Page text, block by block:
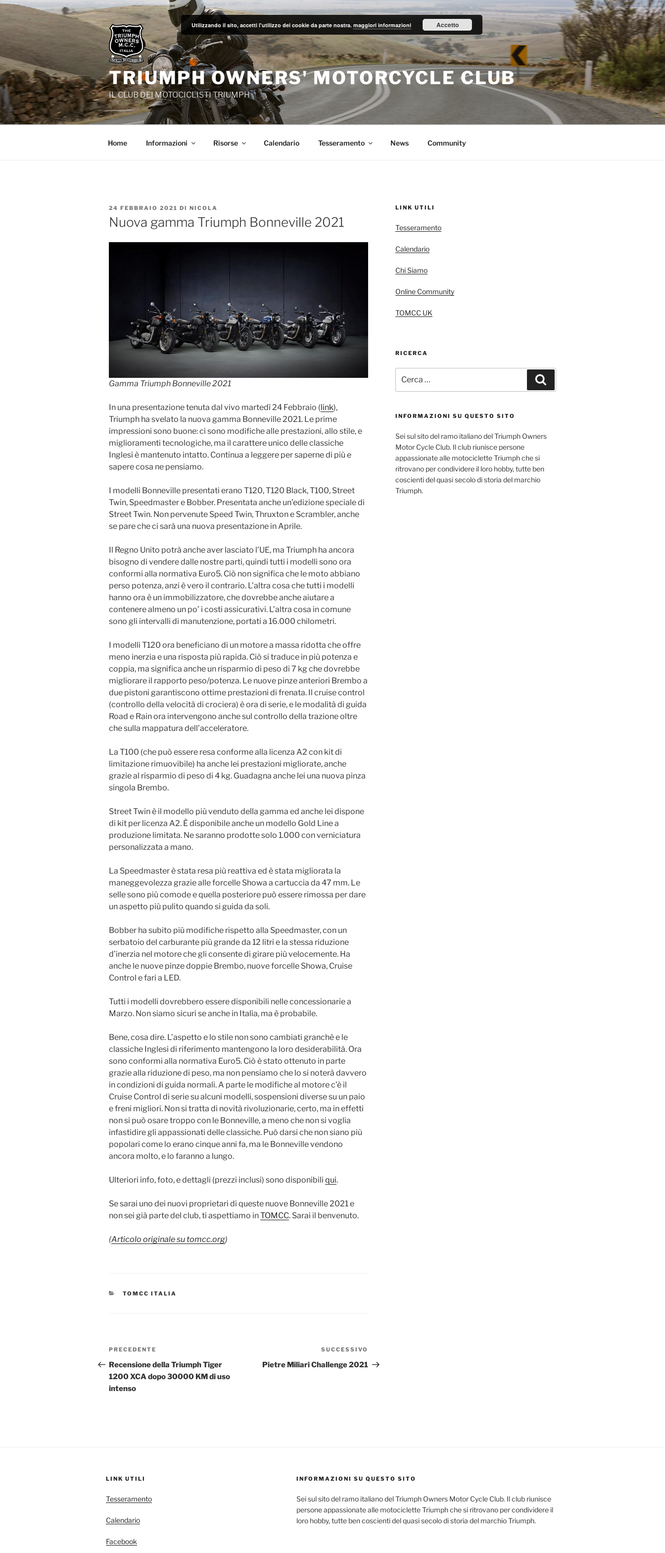
Salta
al
TRIUMPH OWNERS' MOTORCYCLE CLUB
IL CLUB DEI MOTOCICLISTI TRIUMPH
Home Informazioni Risorse Calendario Tesseramento News Community
PUBBLICATO
IL
24 FEBBRAIO 2021 DI NICOLA
Nuova gamma Triumph Bonneville 2021
Gamma Triumph Bonneville 2021
In una presentazione tenuta dal vivo martedì 24 Febbraio (link),
Triumph ha svelato la nuova gamma Bonneville 2021. Le prime
impressioni sono buone: ci sono modifiche alle prestazioni, allo stile, e
miglioramenti tecnologiche, ma il carattere unico delle classiche
Inglesi è mantenuto intatto. Continua a leggere per saperne di più e
sapere cosa ne pensiamo.
I modelli Bonneville presentati erano T120, T120 Black, T100, Street
Twin, Speedmaster e Bobber. Presentata anche un’edizione speciale di
Street Twin. Non pervenute Speed Twin, Thruxton e Scrambler, anche
se pare che ci sarà una nuova presentazione in Aprile.
Il Regno Unito potrà anche aver lasciato l’UE, ma Triumph ha ancora
bisogno di vendere dalle nostre parti, quindi tutti i modelli sono ora
conformi alla normativa Euro5. Ciò non significa che le moto abbiano
perso potenza, anzi è vero il contrario. L’altra cosa che tutti i modelli
hanno ora è un immobilizzatore, che dovrebbe anche aiutare a
contenere almeno un po’ i costi assicurativi. L’altra cosa in comune
sono gli intervalli di manutenzione, portati a 16.000 chilometri.
I modelli T120 ora beneficiano di un motore a massa ridotta che offre
meno inerzia e una risposta più rapida. Ciò si traduce in più potenza e
coppia, ma significa anche un risparmio di peso di 7 kg che dovrebbe
migliorare il rapporto peso/potenza. Le nuove pinze anteriori Brembo a
due pistoni garantiscono ottime prestazioni di frenata. Il cruise control
(controllo della velocità di crociera) è ora di serie, e le modalità di guida
Road e Rain ora intervengono anche sul controllo della trazione oltre
che sulla mappatura dell’acceleratore.
La T100 (che può essere resa conforme alla licenza A2 con kit di
limitazione rimuovibile) ha anche lei prestazioni migliorate, anche
grazie al risparmio di peso di 4 kg. Guadagna anche lei una nuova pinza
singola Brembo.
Street Twin è il modello più venduto della gamma ed anche lei dispone
di kit per licenza A2. È disponibile anche un modello Gold Line a
produzione limitata. Ne saranno prodotte solo 1.000 con verniciatura
personalizzata a mano.
La Speedmaster è stata resa più reattiva ed è stata migliorata la
maneggevolezza grazie alle forcelle Showa a cartuccia da 47 mm. Le
selle sono più comode e quella posteriore può essere rimossa per dare
un aspetto più pulito quando si guida da soli.
Bobber ha subito più modifiche rispetto alla Speedmaster, con un
serbatoio del carburante più grande da 12 litri e la stessa riduzione
d’inerzia nel motore che gli consente di girare più velocemente. Ha
anche le nuove pinze doppie Brembo, nuove forcelle Showa, Cruise
Control e fari a LED.
Tutti i modelli dovrebbero essere disponibili nelle concessionarie a
Marzo. Non siamo sicuri se anche in Italia, ma è probabile.
Bene, cosa dire. L’aspetto e lo stile non sono cambiati granchè e le
classiche Inglesi di riferimento mantengono la loro desiderabilità. Ora
sono conformi alla normativa Euro5. Ciò è stato ottenuto in parte
grazie alla riduzione di peso, ma non pensiamo che lo si noterà davvero
in condizioni di guida normali. A parte le modifiche al motore c’è il
Cruise Control di serie su alcuni modelli, sospensioni diverse su un paio
e freni migliori. Non si tratta di novità rivoluzionarie, certo, ma in effetti
non si può osare troppo con le Bonneville, a meno che non si voglia
infastidire gli appassionati delle classiche. Può darsi che non siano più
popolari come lo erano cinque anni fa, ma le Bonneville vendono
ancora molto, e lo faranno a lungo.
Ulteriori info, foto, e dettagli (prezzi inclusi) sono disponibili qui.
Se sarai uno dei nuovi proprietari di queste nuove Bonneville 2021 e
non sei già parte del club, ti aspettiamo inTOMCC. Sarai il benvenuto.
(Articolo originale su tomcc.org)
CATEGORIE
TOMCC ITALIA
Navigazione
articoli
Articolo
precedente:
PRECEDENTE
Recensione della Triumph Tiger
1200 XCA dopo 30000 KM di uso
intenso
successivo
SUCCESSIVO
Pietre Miliari Challenge 2021
LINK UTILI
Tesseramento
Calendario
Chi Siamo
Online Community
TOMCC UK
RICERCA
INFORMAZIONI SU QUESTO SITO
Sei sul sito del ramo italiano del Triumph Owners
Motor Cycle Club. Il club riunisce persone
appassionate alle motociclette Triumph che si
ritrovano per condividere il loro hobby, tutte ben
coscienti del quasi secolo di storia del marchio
Triumph.
LINK UTILI
Tesseramento
Calendario
Facebook
INFORMAZIONI SU QUESTO SITO
Sei sul sito del ramo italiano del Triumph Owners Motor Cycle Club. Il club riunisce
persone appassionate alle motociclette Triumph che si ritrovano per condividere il
loro hobby, tutte ben coscienti del quasi secolo di storia del marchio Triumph.
Utilizzando il sito, accetti l'utilizzo dei cookie da parte nostra. maggiori informazioni Accetto